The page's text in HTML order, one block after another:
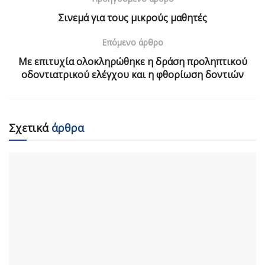
Σινεμά για τους μικρούς μαθητές
Επόμενο άρθρο
Με επιτυχία ολοκληρώθηκε η δράση προληπτικού
οδοντιατρικού ελέγχου και η φθορίωση δοντιών
Σχετικάάρθρα